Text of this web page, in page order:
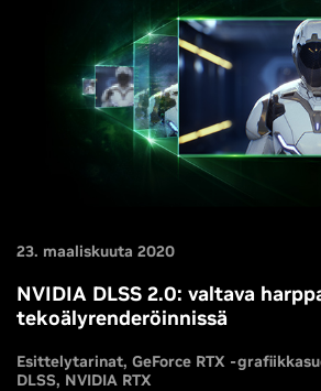
23. maaliskuuta 2020
NVIDIA DLSS 2.0: valtava
tekoälyrenderöinnissä
Esittelytarinat GeForce RTX -
DLSS NVIDIA RTX